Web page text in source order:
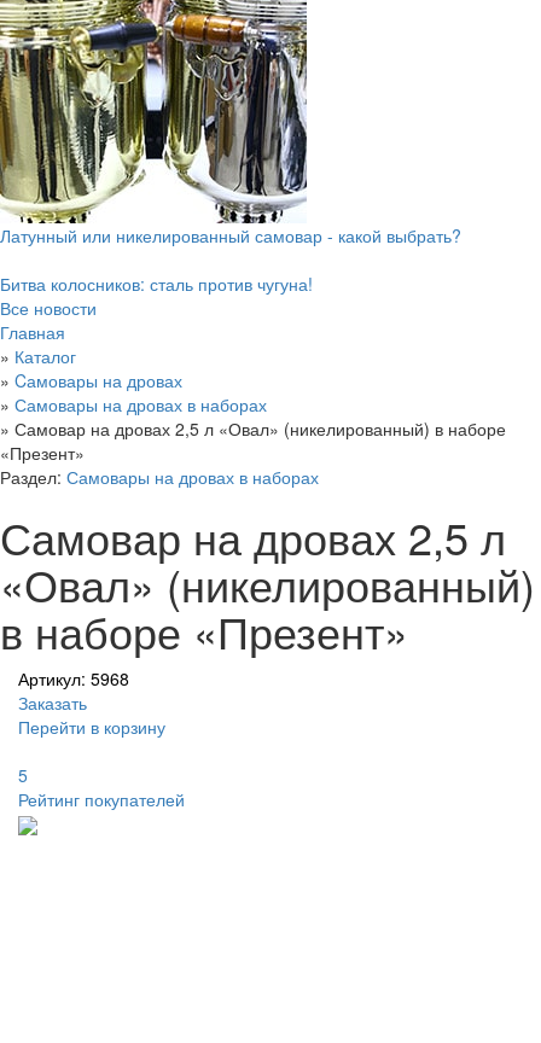
Латунный или никелированный самовар - какой выбрать?
Битва колосников: сталь против чугуна!
Все новости
Главная
» Каталог
» Cамовары на дровах
» Самовары на дровах в наборах
» Самовар на дровах 2,5 л «Овал» (никелированный) в наборе
«Презент»
Раздел: Самовары на дровах в наборах
Самовар на дровах 2,5 л
«Овал» (никелированный)
в наборе «Презент»
Артикул: 5968
Заказать
Перейти в корзину
5
Рейтинг покупателей